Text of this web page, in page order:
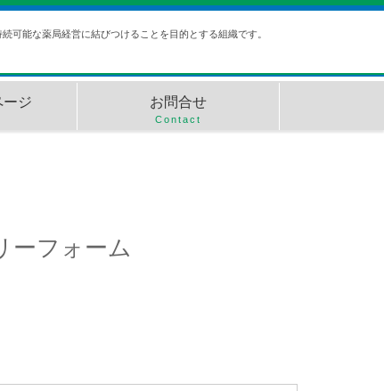
可能な薬局経営に結びつけることを目的とする組織です。
ージ お問合せ
Contact
ーフォーム